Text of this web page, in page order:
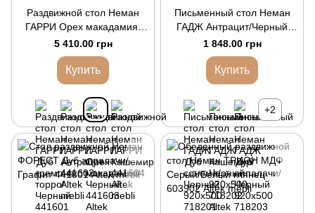
Раздвижной стол Неман
ГАРРИ Орех макадамия/
Черный
5 410.00 грн
Купить
Письменный стол Неман
ГАДЖ Антрацит/Черный
920х500
1 848.00 грн
Купить
+2